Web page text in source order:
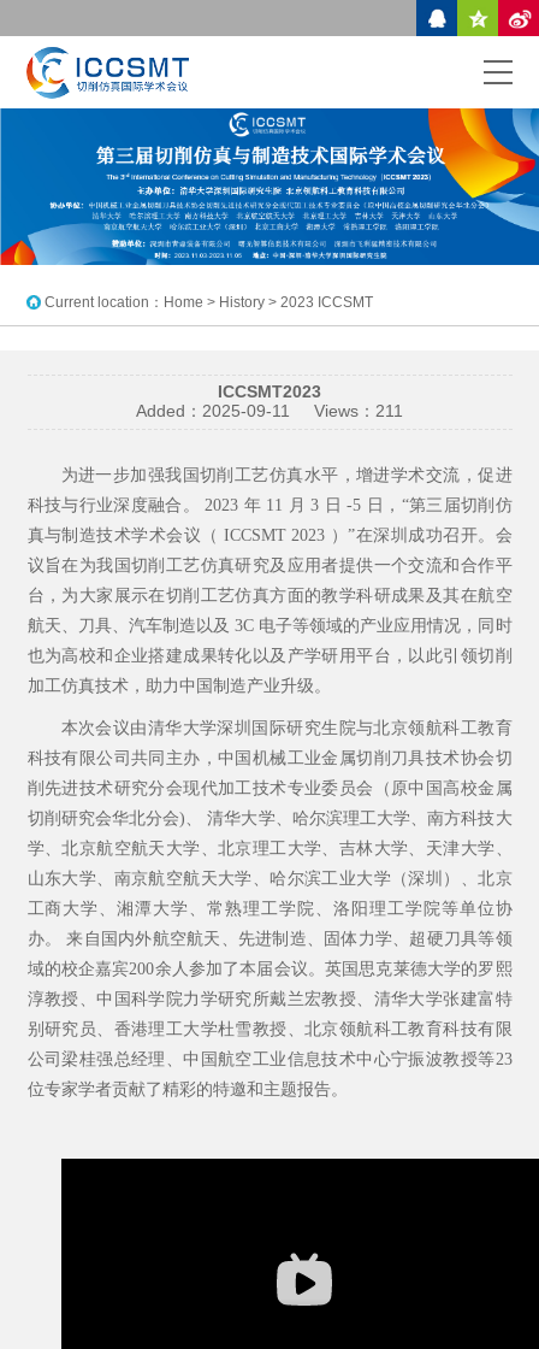
Current location： Home > History > 2023 ICCSMT
ICCSMT2023
Added： 2025-09-11 Views： 211
为进一步加强我国切削工艺仿真水平，增进学术交流，促进
科技与行业深度融合。
2023 年 11 月3 日-5 日， “第三届切削仿
真与制造技术学术会议（ ICCSMT 2023 ）”在深圳成功召开。会
议旨在为我国切削工艺仿真研究及应用者提供一个交流和合作平
台，为大家展示在切削工艺仿真方面的教学科研成果及其在航空
航天、刀具、汽车制造以及 3C 电子等领域的产业应用情况，同时
也为高校和企业搭建成果转化以及产学研用平台，以此引领切削
加工仿真技术，助力中国制造产业升级。
本次会议由清华大学深圳国际研究生院与北京领航科工教育
科技有限公司共同主办，中国机械工业金属切削刀具技术协会切
削先进技术研究分会现代加工技术专业委员会（原中国高校金属
切削研究会华北分会) 、 清华大学、哈尔滨理工大学、南方科技大
学、北京航空航天大学、北京理工大学、吉林大学、天津大学、
山东大学、南京航空航天大学、哈尔滨工业大学（深圳）、北京
工商大学、湘潭大学、常熟理工学院、洛阳理工学院等单位协
办。 来自国内外航空航天、先进制造、固体力学、超硬刀具等领
域的校企嘉宾200余人参加了本届会议。英国思克莱德大学的罗熙
淳教授、中国科学院力学研究所戴兰宏教授、清华大学张建富特
别研究员、香港理工大学杜雪教授、北京领航科工教育科技有限
公司梁桂强总经理、中国航空工业信息技术中心宁振波教授等23
位专家学者贡献了精彩的特邀和主题报告。